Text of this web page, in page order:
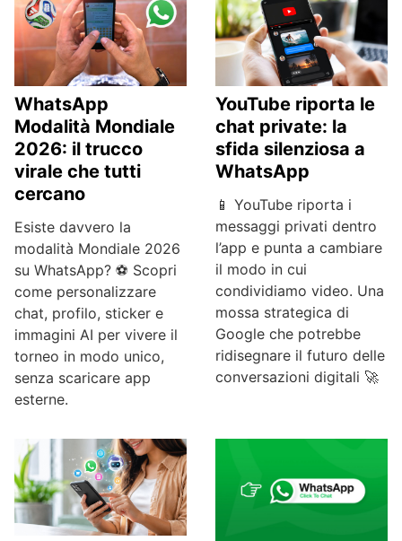
WhatsApp
Modalità Mondiale
2026: il trucco
virale che tutti
cercano
Esiste davvero la
modalità Mondiale 2026
su WhatsApp? ⚽ Scopri
come personalizzare
chat, profilo, sticker e
immagini AI per vivere il
torneo in modo unico,
senza scaricare app
esterne.
YouTube riporta le
chat private: la
sfida silenziosa a
WhatsApp
📱 YouTube riporta i
messaggi privati dentro
l’app e punta a cambiare
il modo in cui
condividiamo video. Una
mossa strategica di
Google che potrebbe
ridisegnare il futuro delle
conversazioni digitali 🚀